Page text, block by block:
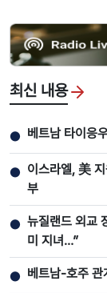
최신 내용
● 베트남 타이응
● 이스라엘, 美
부
● 뉴질랜드 외교
미 지녀…”
● 베트남-호주 관